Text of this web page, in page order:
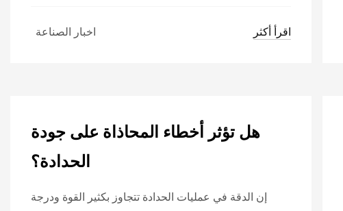
اخبار الصناعة اقرأ أكثر
هل تؤثر أخطاء المحاذاة على جودة
الحدادة؟
إن الدقة في عمليات الحدادة تتجاوز بكثير القوة ودرجة